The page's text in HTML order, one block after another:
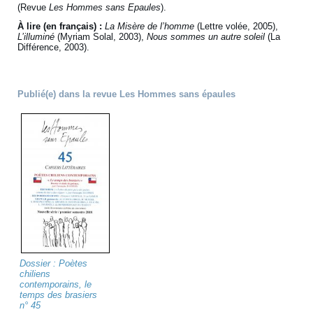
(RevueLes Hommes sans Epaules).
À lire (en français) : La Misère de l’homme (Lettre volée, 2005),
L’illuminé (Myriam Solal, 2003),Nous sommes un autre soleil (La
Différence, 2003).
Publié(e) dans la revue Les Hommes sans épaules
Dossier : Poètes
chiliens
contemporains, le
temps des brasiers
n° 45